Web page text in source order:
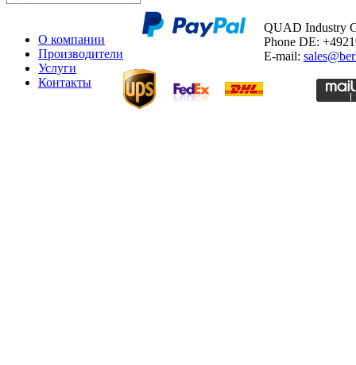
О компании
Производители
Услуги
Контакты
QUAD Industry
Phone DE:
E-mail: